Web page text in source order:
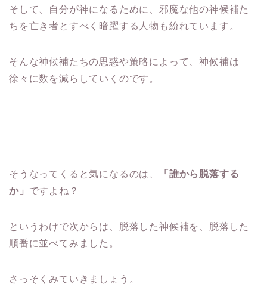
そして、自分が神になるために、邪魔な他の神候補た
ちを亡き者とすべく暗躍する人物も紛れています。
そんな神候補たちの思惑や策略によって、神候補は
徐々に数を減らしていくのです。
そうなってくると気になるのは、
「誰から脱落する
か」 ですよね？
というわけで次からは、脱落した神候補を、脱落した
順番に並べてみました。
さっそくみていきましょう。